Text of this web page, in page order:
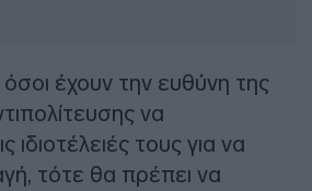
έχουν την ευθύνη της
να
ιδιοτέλειές τους για να
τότε θα πρέπει να